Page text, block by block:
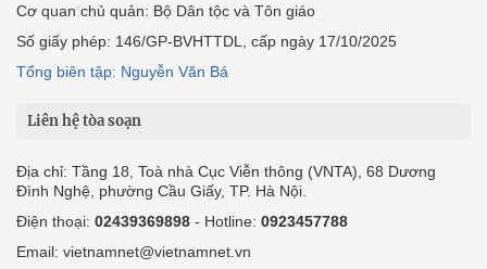
Cơ quan chủ quản: Bộ Dân tộc và Tôn giáo
Số giấy phép: 146/GP-BVHTTDL, cấp ngày 17/10/2025
Tổng biên tập: Nguyễn Văn Bá
Liên hệ tòa soạn
Địa chỉ: Tầng 18, Toà nhà Cục Viễn thông (VNTA), 68 Dương
Đình Nghệ, phường Cầu Giấy, TP. Hà Nội.
Điện thoại: 02439369898 - Hotline: 0923457788
Email: vietnamnet@vietnamnet.vn